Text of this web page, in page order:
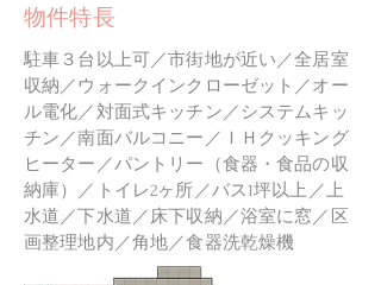
物件特長
駐車３台以上可／市街地が近い／全居室
収納／ウォークインクローゼット／オー
ル電化／対面式キッチン／システムキッ
チン／南面バルコニー／ＩＨクッキング
ヒーター／パントリー（食器・食品の収
納庫）／トイレ2ヶ所／バス1坪以上／上
水道／下水道／床下収納／浴室に窓／区
画整理地内／角地／食器洗乾燥機